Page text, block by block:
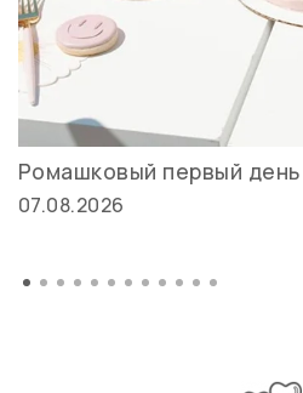
Ромашковый первый
07.08.2026